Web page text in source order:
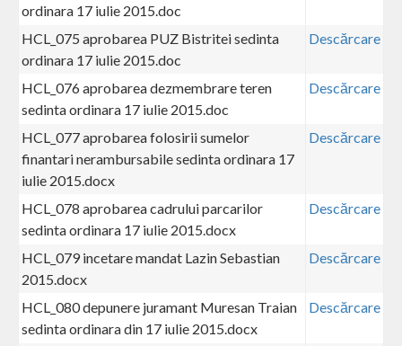
ordinara 17 iulie 2015.doc
HCL_075 aprobarea PUZ Bistritei sedinta
ordinara 17 iulie 2015.doc
Descărcare
HCL_076 aprobarea dezmembrare teren
sedinta ordinara 17 iulie 2015.doc
Descărcare
HCL_077 aprobarea folosirii sumelor
finantari nerambursabile sedinta ordinara 17
iulie 2015.docx
Descărcare
HCL_078 aprobarea cadrului parcarilor
sedinta ordinara 17 iulie 2015.docx
Descărcare
HCL_079 incetare mandat Lazin Sebastian
2015.docx
Descărcare
HCL_080 depunere juramant Muresan Traian
sedinta ordinara din 17 iulie 2015.docx
Descărcare